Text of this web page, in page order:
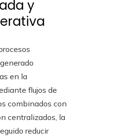
y
en la
flujos de
combinados con
centralizados, la
reducir